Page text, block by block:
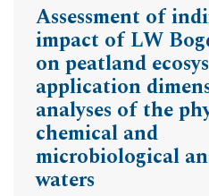
Assessment of
impact of LW
on peatland
application
analyses of the
chemical and
microbiological
waters